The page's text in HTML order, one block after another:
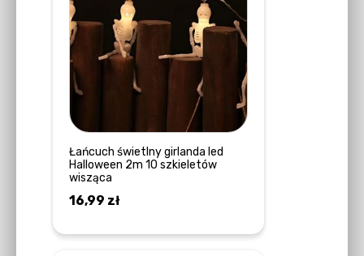
Łańcuch świetlny girlanda led
Halloween 2m 10 szkieletów
wisząca
16,99 zł